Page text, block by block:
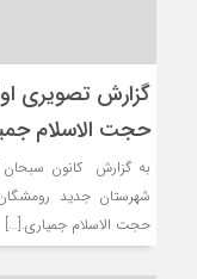
گزارش تصویری
حجت الاسلام
به گزارش کانون
شهرستان جدید
حجت الاسلام جمیاری.[…]